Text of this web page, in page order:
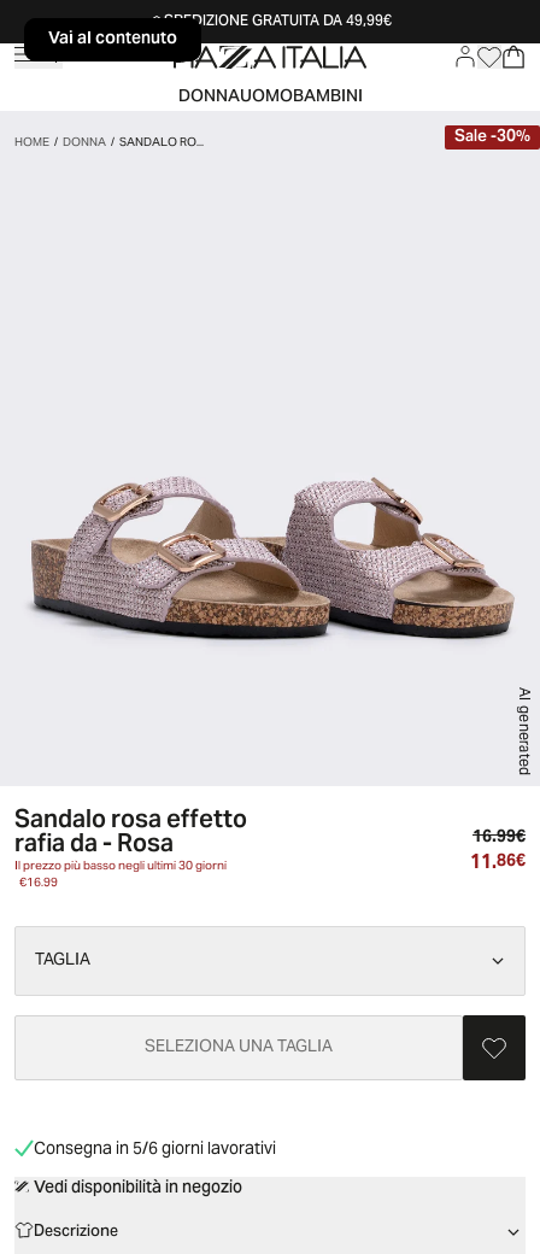
Vai al contenutoSPEDIZIONE GRATUITA DA 49,99€
DONNAUOMOBAMBINI
HOME/DONNA/SANDALO RO...
AI generated
Sale-30%
Sandalo rosa effetto
rafia da - Rosa
Il prezzo più basso negli ultimi 30 giorni
€16.99
16.99€
11.86€
TAGLIA
SELEZIONA UNA TAGLIA
Consegna in 5/6 giorni lavorativi
Vedi disponibilità in negozio
Descrizione
Vai al contenuto